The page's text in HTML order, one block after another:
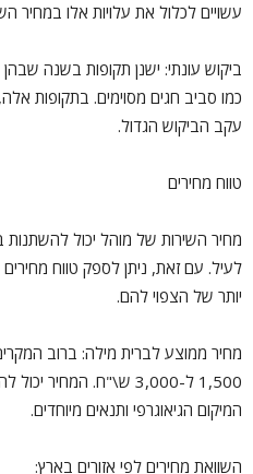
עשויים לכלול את עלויות אלו במחיר
ביקוש עונתי: ישנן תקופות בשנה שבהן
כמו סביב חגים מסוימים. בתקופות
עקב הביקוש הגדול.
טווח מחירים
מחיר השירות של מוהל יכול
לעיל. עם זאת, ניתן לספק טווח
יותר של הצפוי להם.
מחיר ממוצע לברית מילה: ברוב
1,500 ל-3,000 ש\"ח.
המיקום הגיאוגרפי ותנאים מיוחדים.
השוואת מחירים לפי אזורים בארץ: